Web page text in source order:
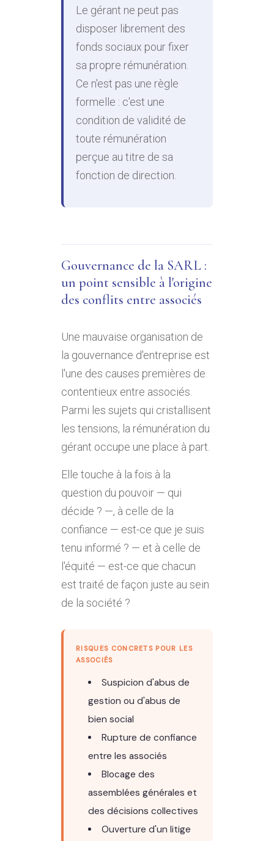
Le gérant ne peut pas
disposer librement des
fonds sociaux pour fixer
sa propre rémunération.
Ce n'est pas une règle
formelle : c'est une
condition de validité de
toute rémunération
perçue au titre de sa
fonction de direction.
Gouvernance de la SARL :
un point sensible à l'origine
des conflits entre associés
Une mauvaise organisation de
la gouvernance d'entreprise est
l'une des causes premières de
contentieux entre associés.
Parmi les sujets qui cristallisent
les tensions, la rémunération du
gérant occupe une place à part.
Elle touche à la fois à la
question du pouvoir — qui
décide ? —, à celle de la
confiance — est-ce que je suis
tenu informé ? — et à celle de
l'équité — est-ce que chacun
est traité de façon juste au sein
de la société ?
RISQUES CONCRETS POUR LES
ASSOCIÉS
Suspicion d'abus de
gestion ou d'abus de
bien social
Rupture de confiance
entre les associés
Blocage des
assemblées générales et
des décisions collectives
Ouverture d'un litige